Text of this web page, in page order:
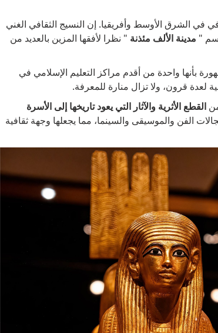
في الشرق الأوسط وأفريقيا. إن النسيج الثقافي الغني
" مدينة الألف مئذنة " نظرا لأفقها المزين بالعديد من
بأنها واحدة من أقدم مراكز التعليم الإسلامي في
لعدة قرون، ولا تزال منارة للمعرفة.
القطع الأثرية والآثار التي يعود تاريخها إلى الأسرة
الفن والموسيقى والسينما، مما يجعلها وجهة ثقافية